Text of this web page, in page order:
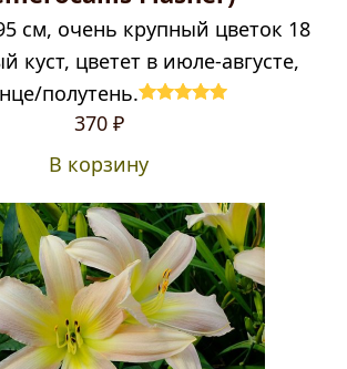
см, очень крупный цветок 18
куст, цветет в июле-августе,
полутень.
Первоначальная
составляла
470 ₽.
370 ₽Текущая
370 ₽.
В корзину